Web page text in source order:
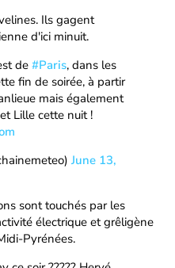
Ils gagent
d'ici minuit.
de #Paris, dans les
fin de soirée, à partir
mais également
et Lille cette nuit !
June 13,
sont touchés par les
électrique et grêligène
Pyrénées.